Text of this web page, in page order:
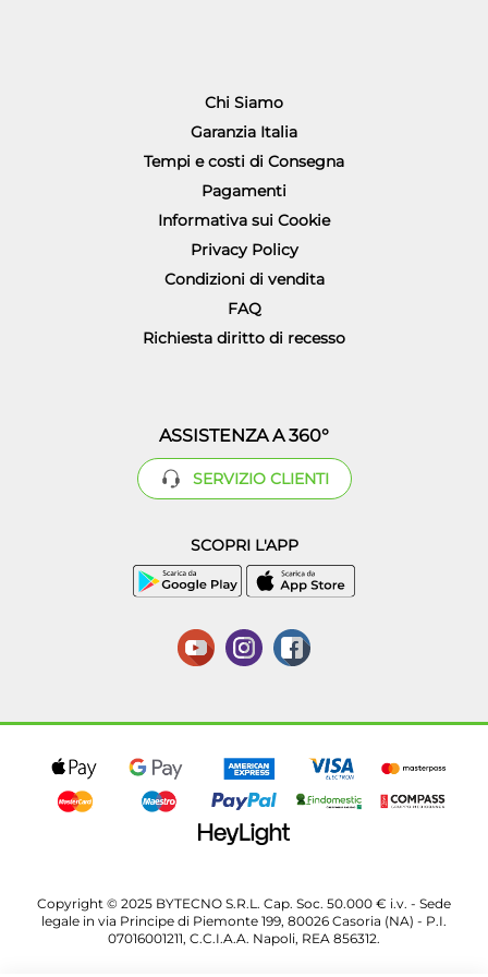
Chi Siamo
Garanzia Italia
Tempi e costi di Consegna
Pagamenti
Informativa sui Cookie
Privacy Policy
Condizioni di vendita
FAQ
Richiesta diritto di recesso
ASSISTENZA A 360°
SERVIZIO CLIENTI
SCOPRI L'APP
Copyright © 2025 BYTECNO S.R.L. Cap. Soc. 50.000 € i.v. - Sede
legale in via Principe di Piemonte 199, 80026 Casoria (NA) - P.I.
07016001211, C.C.I.A.A. Napoli, REA 856312.